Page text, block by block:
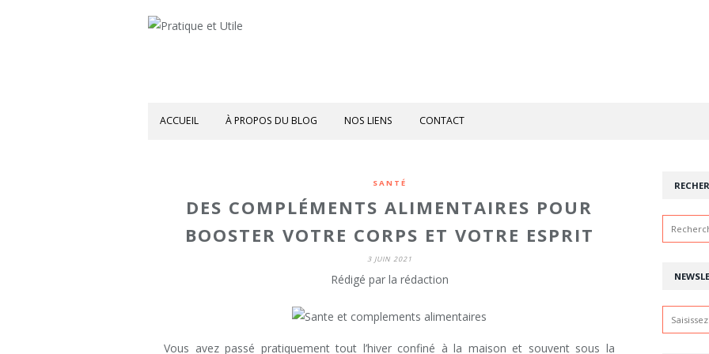
ACCUEIL À PROPOS DU BLOG NOS LIENS CONTACT
SANTÉ
DES COMPLÉMENTS ALIMENTAIRES POUR
BOOSTER VOTRE CORPS ET VOTRE ESPRIT
3 JUIN 2021
Rédigé par la rédaction
Vous avez passé pratiquement tout l’hiver confiné à la maison et souvent sous la